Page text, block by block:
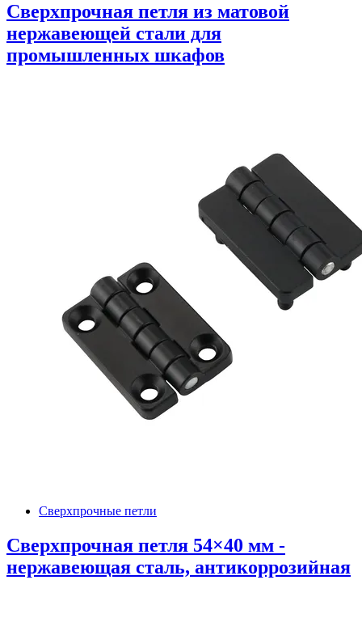
Сверхпрочная петля из матовой
нержавеющей стали для
промышленных шкафов
Сверхпрочные петли
Сверхпрочная петля 54×40 мм -
нержавеющая сталь, антикоррозийная